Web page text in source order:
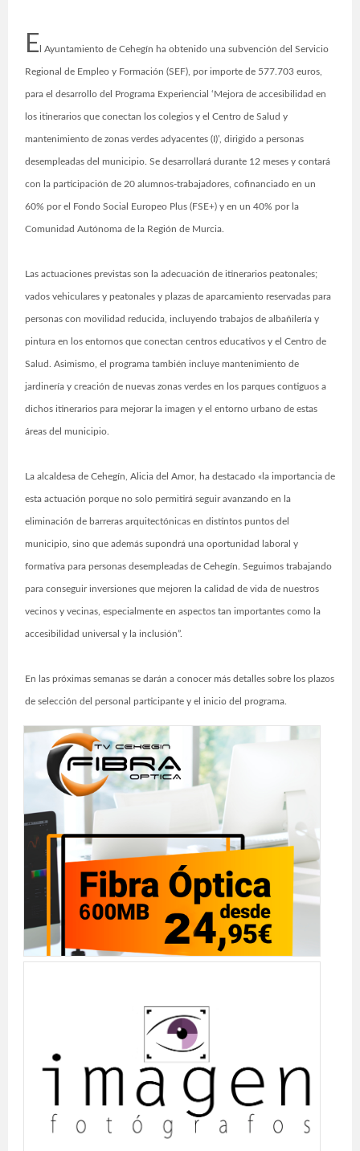
E l Ayuntamiento de Cehegín ha obtenido una subvención del Servicio
Regional de Empleo y Formación (SEF), por importe de 577.703 euros,
para el desarrollo del Programa Experiencial ‘Mejora de accesibilidad en
los itinerarios que conectan los colegios y el Centro de Salud y
mantenimiento de zonas verdes adyacentes (I)’, dirigido a personas
desempleadas del municipio. Se desarrollará durante 12 meses y contará
con la participación de 20 alumnos-trabajadores, cofinanciado en un
60% por el Fondo Social Europeo Plus (FSE+) y en un 40% por la
Comunidad Autónoma de la Región de Murcia.
Las actuaciones previstas son la adecuación de itinerarios peatonales;
vados vehiculares y peatonales y plazas de aparcamiento reservadas para
personas con movilidad reducida, incluyendo trabajos de albañilería y
pintura en los entornos que conectan centros educativos y el Centro de
Salud. Asimismo, el programa también incluye mantenimiento de
jardinería y creación de nuevas zonas verdes en los parques contiguos a
dichos itinerarios para mejorar la imagen y el entorno urbano de estas
áreas del municipio.
La alcaldesa de Cehegín, Alicia del Amor, ha destacado «la importancia de
esta actuación porque no solo permitirá seguir avanzando en la
eliminación de barreras arquitectónicas en distintos puntos del
municipio, sino que además supondrá una oportunidad laboral y
formativa para personas desempleadas de Cehegín. Seguimos trabajando
para conseguir inversiones que mejoren la calidad de vida de nuestros
vecinos y vecinas, especialmente en aspectos tan importantes como la
accesibilidad universal y la inclusión”.
En las próximas semanas se darán a conocer más detalles sobre los plazos
de selección del personal participante y el inicio del programa.